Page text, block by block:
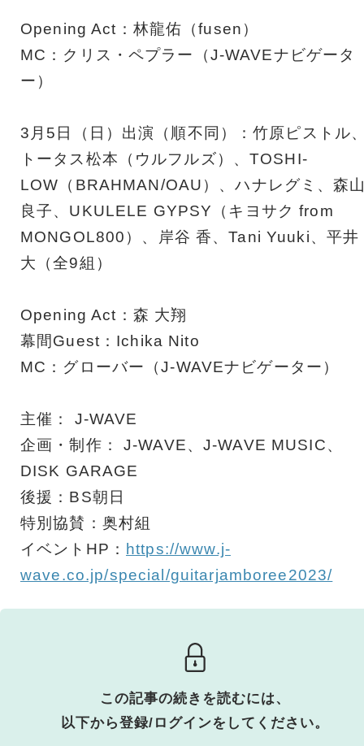
Opening Act：林龍佑（fusen）
MC：クリス・ペプラー（J-WAVEナビゲータ
ー）
3月5日（日）出演（順不同）：竹原ピストル
トータス松本（ウルフルズ）、TOSHI-
LOW（BRAHMAN/OAU）、ハナレグミ、森
良子、UKULELE GYPSY（キヨサク from
MONGOL800）、岸谷 香、Tani Yuuki、平井
大（全9組）
Opening Act：森 大翔
幕間Guest：Ichika Nito
MC：グローバー（J-WAVEナビゲーター）
主催： J-WAVE
企画・制作： J-WAVE、J-WAVE MUSIC、
DISK GARAGE
後援：BS朝日
特別協賛：奥村組
イベントHP： https://www.j-
wave.co.jp/special/guitarjamboree2023/
この記事の続きを読むには、
以下から登録/ログインをしてください。